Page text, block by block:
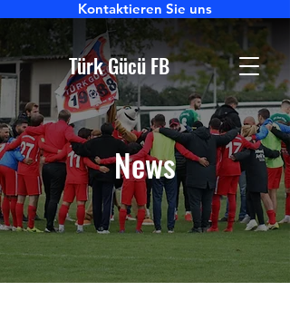
Türk Gücü FB
Kontaktieren Sie uns
News